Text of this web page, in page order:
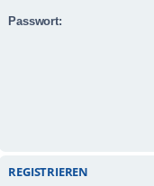
Passwort:
REGISTRIEREN